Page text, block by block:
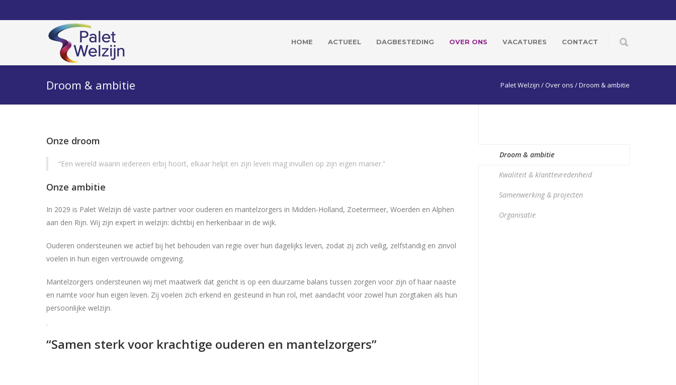
HOME ACTUEEL DAGBESTEDING OVER ONS VACATURES CONTACT
Droom & ambitie Palet Welzijn /Over ons /Droom & ambitie
Onze droom
“Een wereld waarin iedereen erbij hoort, elkaar helpt en zijn leven mag invullen op zijn eigen manier.”
Onze ambitie
In 2029 is Palet Welzijn dé vaste partner voor ouderen en mantelzorgers in Midden-Holland, Zoetermeer, Woerden en Alphen
aan den Rijn. Wij zijn expert in welzijn: dichtbij en herkenbaar in de wijk.
Ouderen ondersteunen we actief bij het behouden van regie over hun dagelijks leven, zodat zij zich veilig, zelfstandig en zinvol
voelen in hun eigen vertrouwde omgeving.
Mantelzorgers ondersteunen wij met maatwerk dat gericht is op een duurzame balans tussen zorgen voor zijn of haar naaste
en ruimte voor hun eigen leven. Zij voelen zich erkend en gesteund in hun rol, met aandacht voor zowel hun zorgtaken als hun
persoonlijke welzijn.
“Samen sterk voor krachtige ouderen en mantelzorgers”
Droom & ambitie
Kwaliteit & klanttevredenheid
Samenwerking & projecten
Organisatie